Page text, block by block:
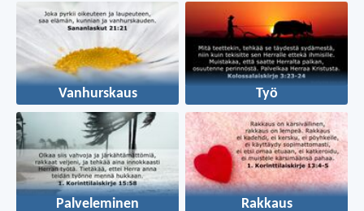
Vanhurskaus Työ
Palveleminen Rakkaus